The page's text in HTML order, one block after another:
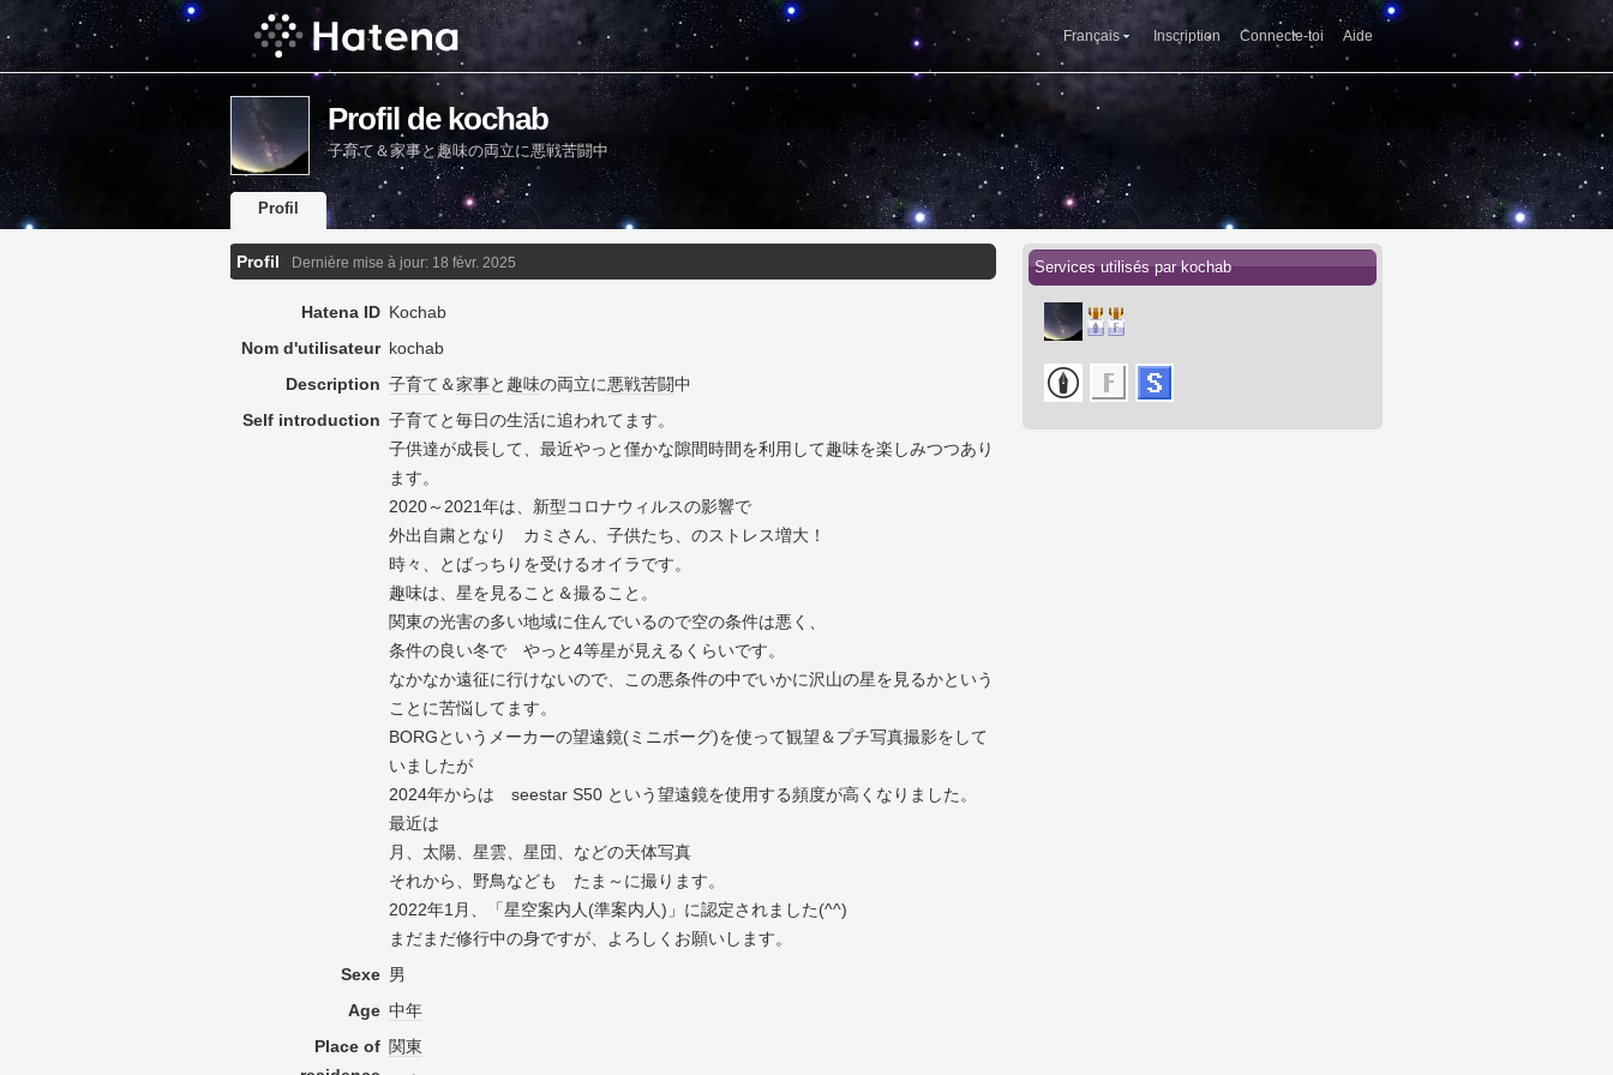
Français Inscription Connecte-toi Aide
Profil de kochab
子育て＆家事と趣味の両立に悪戦苦闘中
Profil
Profil Dernière mise à jour: 18 févr. 2025
Hatena ID Kochab
Nom d'utilisateur kochab
Description 子育て ＆家事と 趣味の両立に悪戦苦闘中
Self introduction 子育てと毎日の生活に追われてます。
子供達が成長して、最近やっと僅かな隙間時間を利用して趣味を楽しみつつあり
ます。
2020～2021年は、新型コロナウィルスの影響で
外出自粛となり カミさん、子供たち、のストレス増大！
時々、とばっちりを受けるオイラです。
趣味は、星を見ること＆撮ること。
関東の光害の多い地域に住んでいるので空の条件は悪く、
条件の良い冬で やっと4等星が見えるくらいです。
なかなか遠征に行けないので、この悪条件の中でいかに沢山の星を見るかという
ことに苦悩してます。
BORGというメーカーの望遠鏡(ミニボーグ)を使って観望＆プチ写真撮影をして
いましたが
2024年からは seestar S50 という望遠鏡を使用する頻度が高くなりました。
最近は
月、太陽、星雲、星団、などの天体写真
それから、野鳥なども たま～に撮ります。
2022年1月、「星空案内人(準案内人)」に認定されました(^^)
まだまだ修行中の身ですが、よろしくお願いします。
Sexe 男
Age 中年
Place of 関東
Services utilisés par kochab